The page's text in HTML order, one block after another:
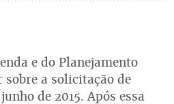
e do Planejamento
sobre a solicitação de
de 2015. Após essa